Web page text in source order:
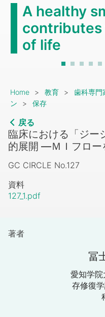
A healthy
contributes
of life
Breadcrumb
Home 教育 歯科専門
ン
保存
戻る
臨床における「ジー
的展開 ―ＭＩフロ
GC CIRCLE No.127
資料
127_1.pdf
著者
冨
愛知学
存修復